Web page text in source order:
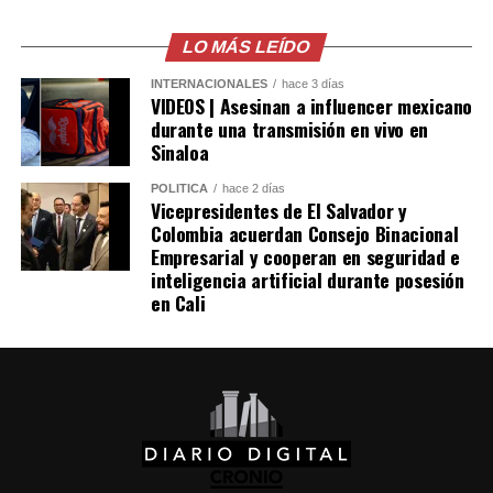
Me gusta esto:
posibilidad de llevar también a «Los Supersónicos» a la
pantalla grande. Sin embargo, el proyecto no logró
consolidarse y permaneció archivado durante varias
décadas, hasta que en 2026 se dio vía libre a su
realización, con Jim Carrey como una de las principales
figuras vinculadas a la producción.
Comparte esto:
X
Me gusta esto:
LO MÁS LEÍDO
INTERNACIONALES hace 3 días
VIDEOS | Asesinan a influencer mexicano
durante una transmisión en vivo en
Sinaloa
POLÍTICA hace 2 días
Vicepresidentes de El Salvador y
Colombia acuerdan Consejo Binacional
Empresarial y cooperan en seguridad e
inteligencia artificial durante posesión
en Cali